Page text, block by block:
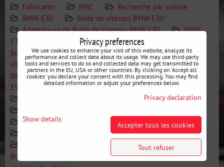
Fabricants PMC
Recherche par voiture
BMW E30
Boîte de vitesses BMW E30
Adaptateurs de Boîte de Vitesses BMW E30
BMW
E36
Boîte de vitesses BMW E36
boîte de vitesses BMW E36
BMW E46
Boîte de
vitesses BMW E46
Adaptateurs de Boîte de Vitesses
BMW E46
BMW E9X
Boîte de vitesses BMW
E9X
Adaptateurs de Boîte de Vitesses BMW E9X E8X
Boîte de vitesses BMW E9X E8X
MAZDA
Boîte de vitesses MAZDA / NISSAN
Adaptateurs de Boîte de Vitesses
NISSAN
Adaptateurs de
Boîte de Vitesses
Boîte de vitesses
Adaptateurs
Privacy preferences
We use cookies to enhance your visit of this website, analyze its
performance and collect data about its usage. We may use third-party
tools and services to do so and collected data may get transmitted to
partners in the EU, USA or other countries. By clicking on 'Accept all
cookies' you declare your consent with this processing. You may find
detailed information or adjust your preferences below.
Privacy declaration
Show details
Accepter tous les cookies
Tout refuser